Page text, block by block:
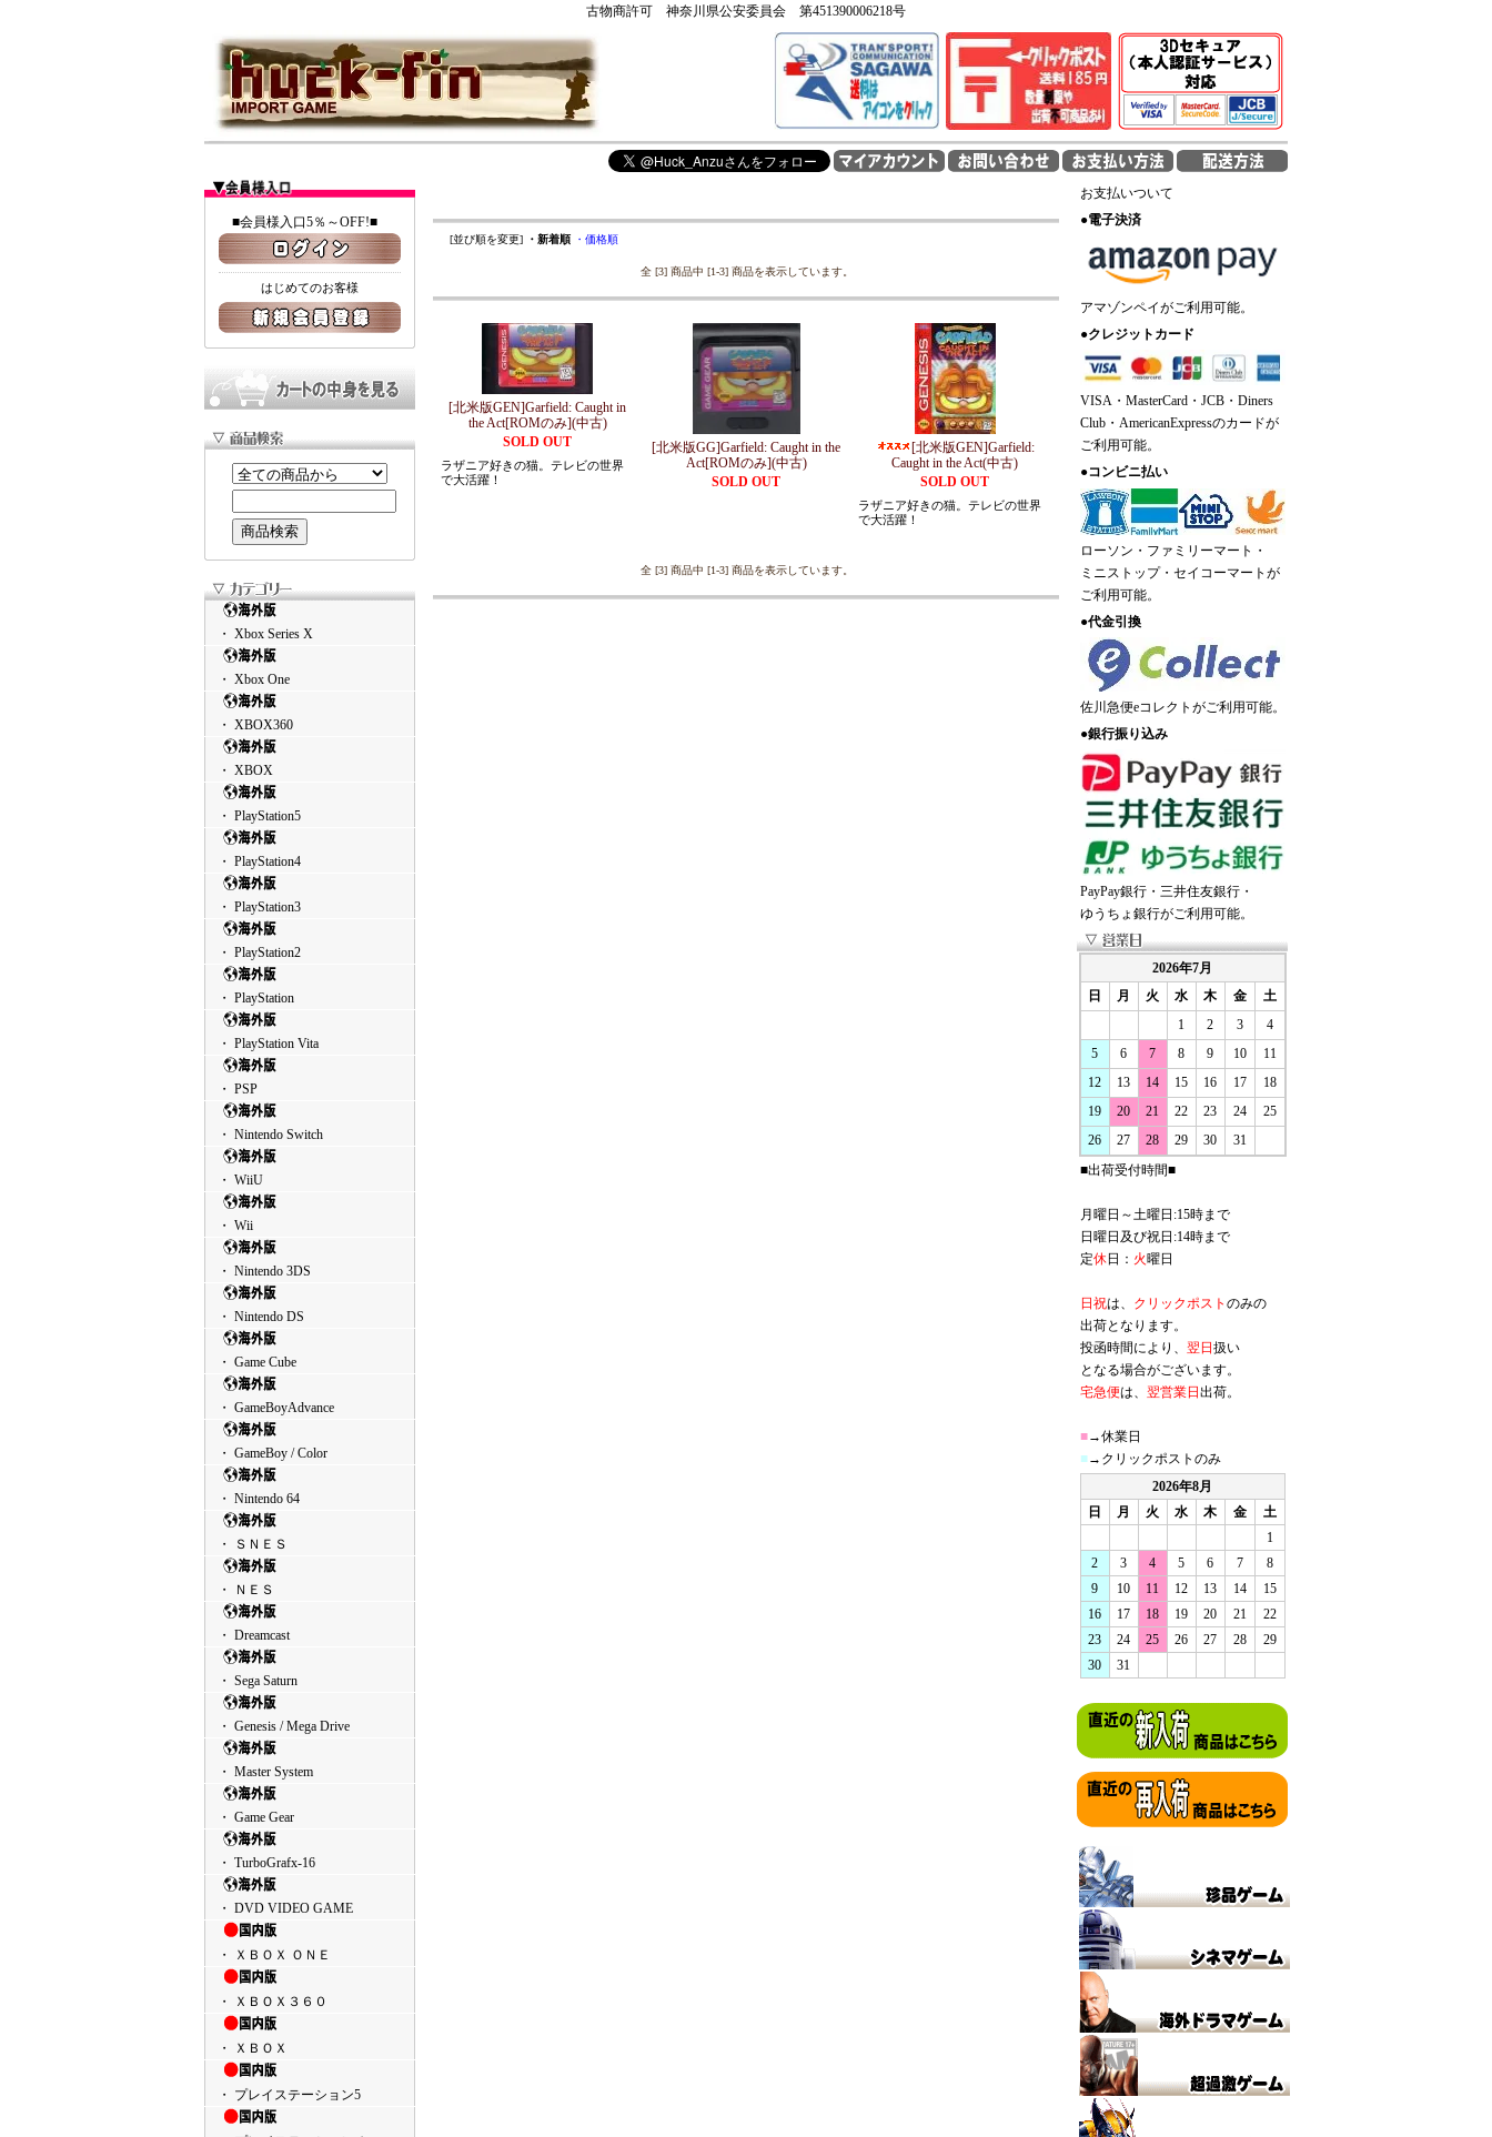
古物商許可 神奈川県公安委員会 第451390006218号
■会員様入口5％～OFF!■
はじめてのお客様
・ Xbox Series X
・ Xbox One
・ XBOX360
・ XBOX
・ PlayStation5
・ PlayStation4
・ PlayStation3
・ PlayStation2
・ PlayStation
・ PlayStation Vita
・ PSP
・ Nintendo Switch
・ WiiU
・ Wii
・ Nintendo 3DS
・ Nintendo DS
・ Game Cube
・ GameBoyAdvance
・ GameBoy / Color
・ Nintendo 64
・ ＳＮＥＳ
・ ＮＥＳ
・ Dreamcast
・ Sega Saturn
・ Genesis / Mega Drive
・ Master System
・ Game Gear
・ TurboGrafx-16
・ DVD VIDEO GAME
・ ＸＢＯＸ ＯＮＥ
・ ＸＢＯＸ３６０
・ ＸＢＯＸ
・ プレイステーション5
[並び順を変更] ・新着順 ・価格順
全 [3] 商品中 [1-3] 商品を表示しています。
[北米版GEN]Garfield: Caught in
the Act[ROMのみ](中古)
SOLD OUT
ラザニア好きの猫。テレビの世界
で大活躍！
[北米版GG]Garfield: Caught in the
Act[ROMのみ](中古)
SOLD OUT
[北米版GEN]Garfield:
Caught in the Act(中古)
SOLD OUT
ラザニア好きの猫。テレビの世界
で大活躍！
全 [3] 商品中 [1-3] 商品を表示しています。
お支払いついて
●電子決済
アマゾンペイがご利用可能。
●クレジットカード
VISA・MasterCard・JCB・Diners
Club・AmericanExpressのカードが
ご利用可能。
●コンビニ払い
ローソン・ファミリーマート・
ミニストップ・セイコーマートが
ご利用可能。
●代金引換
佐川急便eコレクトがご利用可能。
●銀行振り込み
PayPay銀行・三井住友銀行・
ゆうちょ銀行がご利用可能。
2026年7月
日
月 火 水 木 金
土
1
2 3
4
5
6 7 8 9 10
11
12
13 14 15 16 17
18
19
20 21 22 23 24
25
26
27 28 29 30
31
■出荷受付時間■
月曜日～土曜日:15時まで
日曜日及び祝日:14時まで
定休日： 火曜日
日祝は、 クリックポスト のみの
出荷となります。
投函時間により、 翌日 扱い
となる場合がございます。
宅急便は、 翌営業日 出荷。
■→休業日
■→クリックポストのみ
2026年8月
日
月 火 水 木 金
土
1
2
3 4 5 6 7
8
9
10 11 12 13 14
15
16
17 18 19 20 21
22
23
24 25 26 27 28
29
30
31